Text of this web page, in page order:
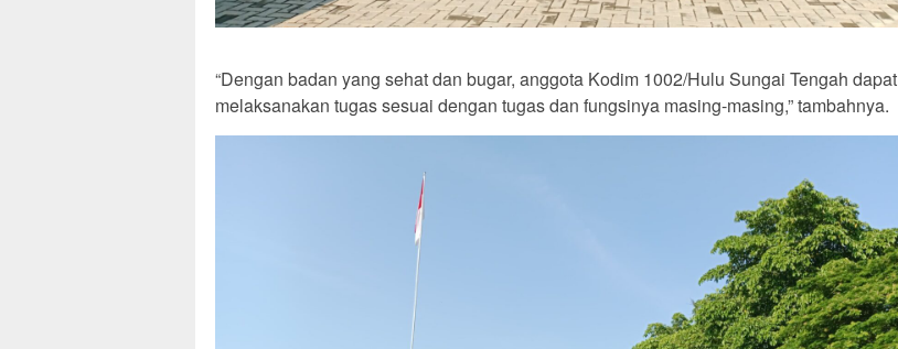
“Dengan badan yang sehat dan bugar, anggota Kodim 1002/Hulu Sungai Tengah dapat
melaksanakan tugas sesuai dengan tugas dan fungsinya masing-masing,” tambahnya.